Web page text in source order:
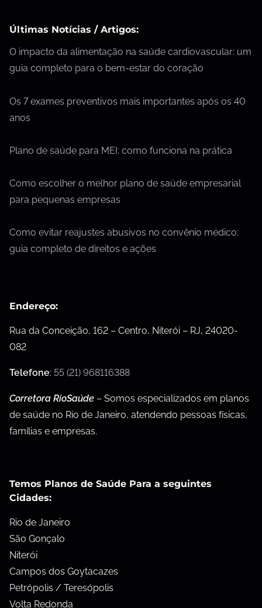
Últimas Notícias / Artigos:
O impacto da alimentação na saúde cardiovascular: um
guia completo para o bem-estar do coração
Os 7 exames preventivos mais importantes após os 40
anos
Plano de saúde para MEI: como funciona na prática
Como escolher o melhor plano de saúde empresarial
para pequenas empresas
Como evitar reajustes abusivos no convênio médico:
guia completo de direitos e ações
Endereço:
Rua da Conceição, 162 – Centro, Niterói – RJ, 24020-
082
Telefone: 55 (21) 968116388
Corretora RioSaúde – Somos especializados em planos
de saúde no Rio de Janeiro, atendendo pessoas físicas,
famílias e empresas.
Temos Planos de Saúde Para a seguintes
Cidades:
Rio de Janeiro
São Gonçalo
Niterói
Campos dos Goytacazes
Petrópolis / Teresópolis
Volta Redonda